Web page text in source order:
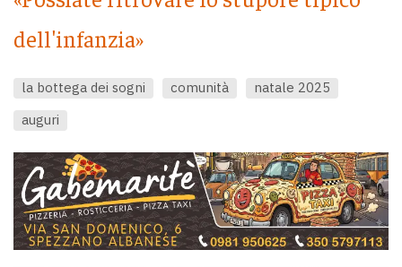
dell'infanzia»
la bottega dei sogni comunità
natale 2025
auguri